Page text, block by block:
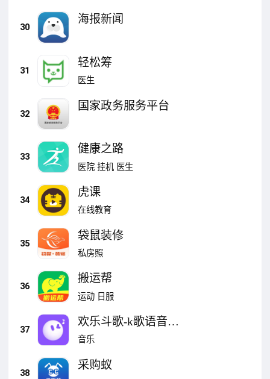
30
海报新闻
31
轻松筹
医生
32
国家政务服务平台
33
健康之路
医院 挂机 医生
34
虎课
在线教育
35
袋鼠装修
私房照
36
搬运帮
运动 日服
37
欢乐斗歌-k歌语音平
台
音乐
38
采购蚁